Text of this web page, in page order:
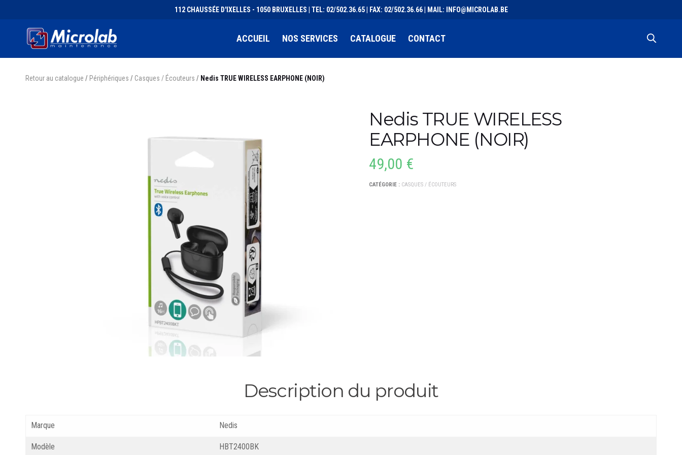
112 CHAUSSÉE D'IXELLES - 1050 BRUXELLES | TEL: 02/502.36.65 | FAX: 02/502.36.66 | MAIL: INFO@MICROLAB.BE
ACCUEIL NOS SERVICES CATALOGUE CONTACT
Retour au catalogue / Périphériques / Casques / Écouteurs / Nedis TRUE WIRELESS EARPHONE (NOIR)
Nedis TRUE WIRELESS
EARPHONE (NOIR)
49,00 €
CATÉGORIE : CASQUES / ÉCOUTEURS
Description du produit
Marque Nedis
Modèle HBT2400BK